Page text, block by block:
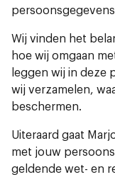
Wij vinden het
hoe wij omgaan
leggen wij in deze
wij verzamelen,
beschermen.
Uiteraard gaat
met jouw
geldende wet- en